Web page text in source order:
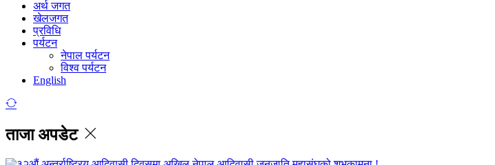
अर्थ जगत
खेलजगत
प्रविधि
पर्यटन
नेपाल पर्यटन
विश्व पर्यटन
English
ताजा अपडेट